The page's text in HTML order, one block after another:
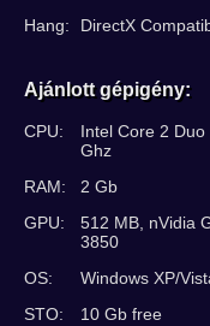
Hang:
DirectX
Ajánlott gépigény:
CPU:
Intel Core 2 Duo
Ghz
RAM:
2 Gb
GPU:
512 MB, nVidia
3850
OS:
Windows XP/
STO:
10 Gb free